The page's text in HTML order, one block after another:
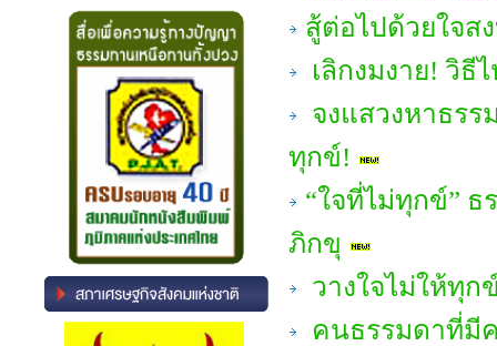
สู้ต่อไปด้วยใจ
เลิกงมงาย! วิ
จงแสวงหาธรร
ทุกข์!
“ใจที่ไม่ทุกข์”
ภิกขุ
วางใจไม่ให้ทุก
คนธรรมดาที่มี